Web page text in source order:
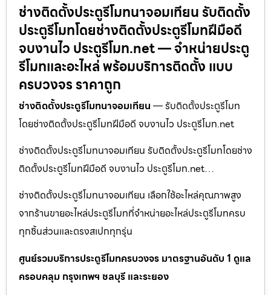
ช่างติดตั้งประตูรีโมทนาจอมเทียน รับติดตั้ง
ประตูรีโมทโดยช่างติดตั้งประตูรีโมทฝีมือดี
จบงานไว ประตูรีโมท.net — จำหน่ายประตู
รีโมทและอะไหล่ พร้อมบริการติดตั้ง แบบ
ครบวงจร ราคาถูก
ช่างติดตั้งประตูรีโมทนาจอมเทียน — รับติดตั้งประตูรีโมท
โดยช่างติดตั้งประตูรีโมทฝีมือดี จบงานไว ประตูรีโมท.net
ช่างติดตั้งประตูรีโมทนาจอมเทียน รับติดตั้งประตูรีโมทโดยช่าง
ติดตั้งประตูรีโมทฝีมือดี จบงานไว ประตูรีโมท.net…
ช่างติดตั้งประตูรีโมทนาจอมเทียน เลือกใช้อะไหล่คุณภาพสูง
จากร้านขายอะไหล่ประตูรีโมทที่จำหน่ายอะไหล่ประตูรีโมทครบ
ทุกชิ้นส่วนและตรงสเปกทุกรุ่น
ศูนย์รวมบริการประตูรีโมทครบวงจร มาตรฐานอันดับ 1 ดูแล
ครอบคลุม กรุงเทพฯ ชลบุรี และระยอง